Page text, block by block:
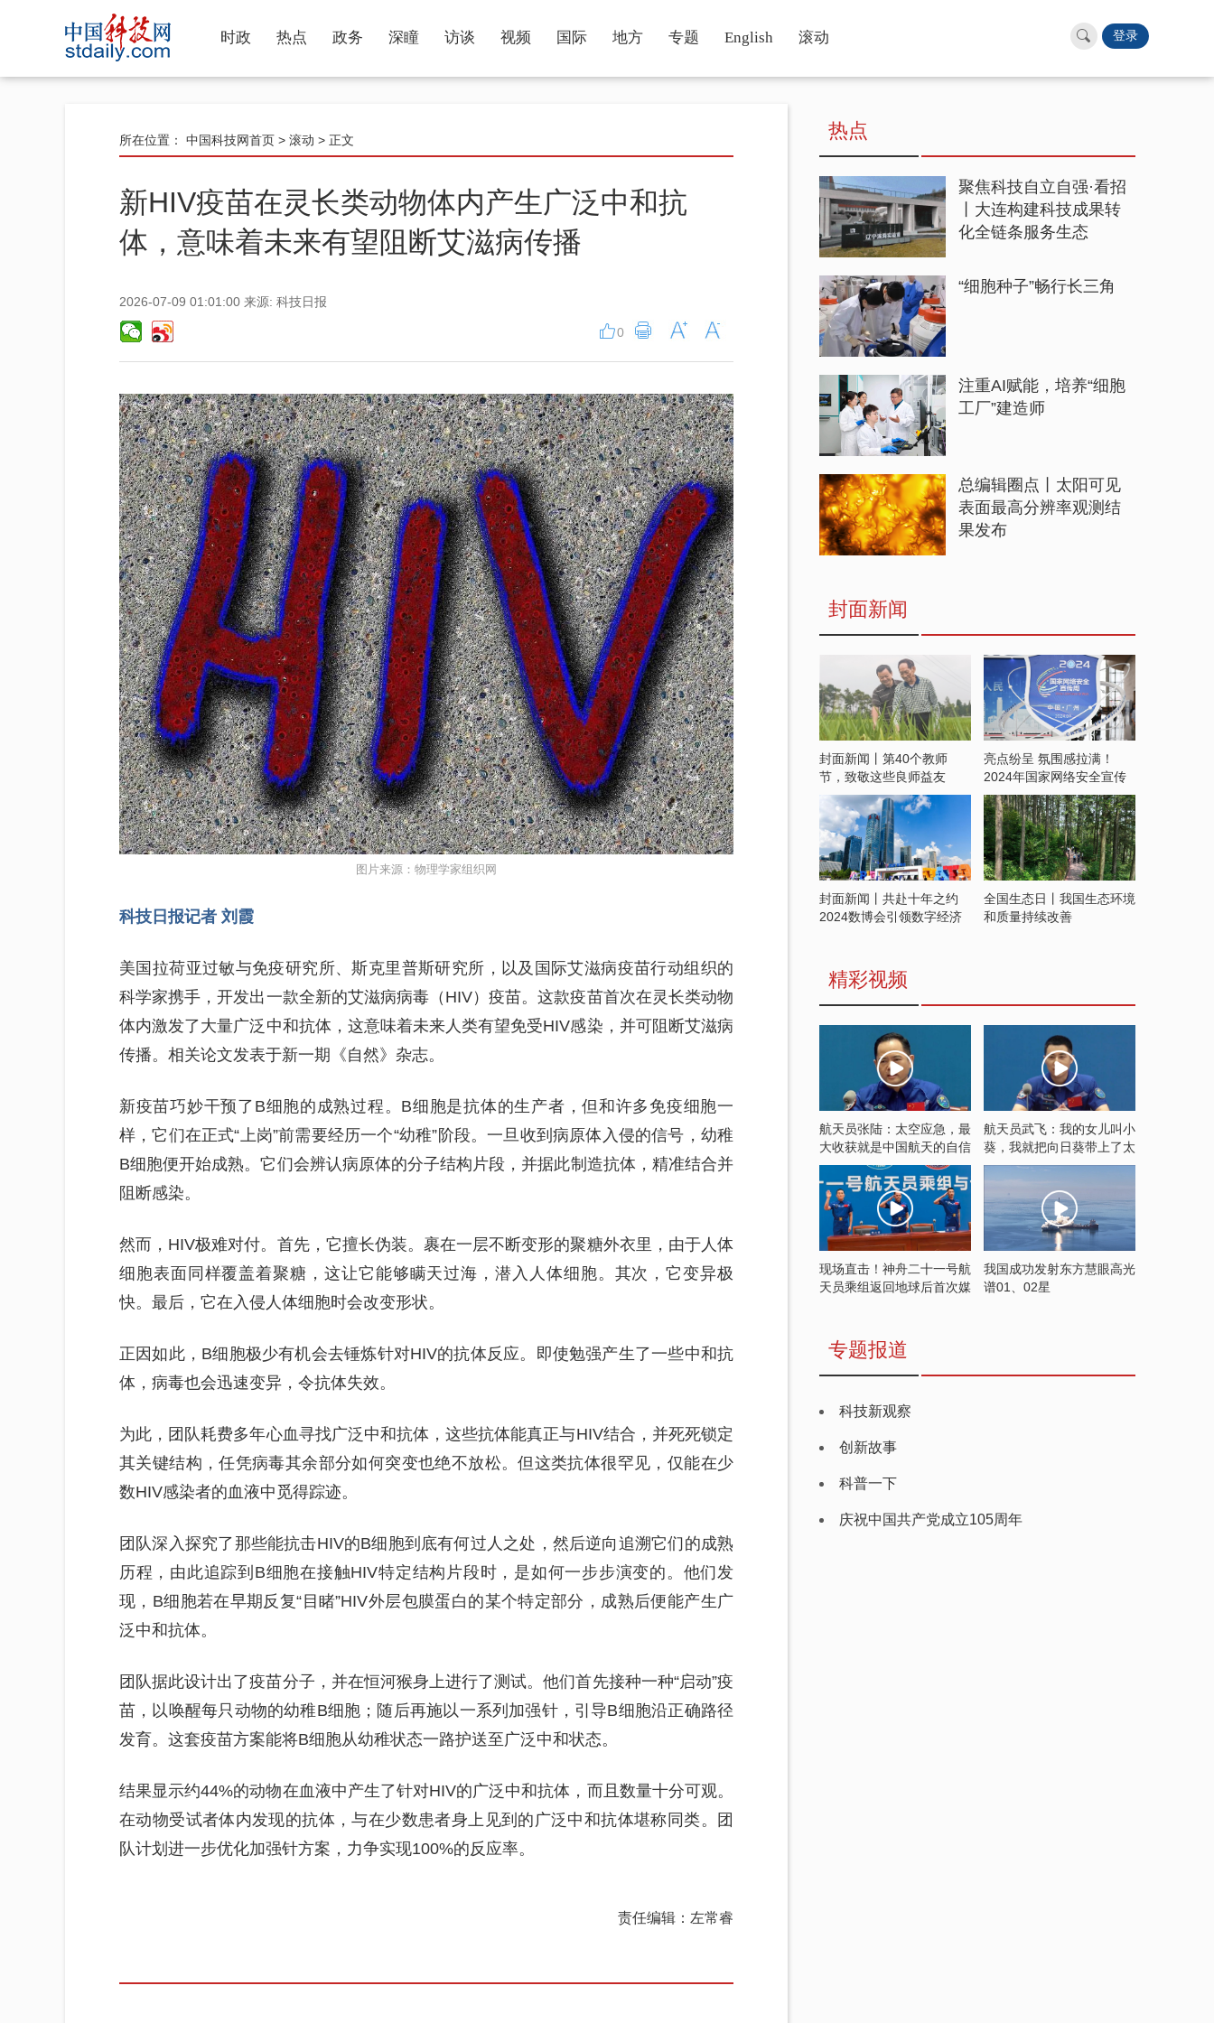
时政 热点 政务 深瞳 访谈 视频 国际 地方 专题 English 滚动 登录
所在位置： 中国科技网首页 > 滚动 > 正文
新HIV疫苗在灵长类动物体内产生广泛中和抗
体，意味着未来有望阻断艾滋病传播
2026-07-09 01:01:00 来源: 科技日报
0
图片来源：物理学家组织网
科技日报记者 刘霞
美国拉荷亚过敏与免疫研究所、斯克里普斯研究所，以及国际艾滋病疫苗行动组织的
科学家携手，开发出一款全新的艾滋病病毒（HIV）疫苗。这款疫苗首次在灵长类动物
体内激发了大量广泛中和抗体，这意味着未来人类有望免受HIV感染，并可阻断艾滋病
传播。相关论文发表于新一期《自然》杂志。
新疫苗巧妙干预了B细胞的成熟过程。B细胞是抗体的生产者，但和许多免疫细胞一
样，它们在正式“上岗”前需要经历一个“幼稚”阶段。一旦收到病原体入侵的信号，幼稚
B细胞便开始成熟。它们会辨认病原体的分子结构片段，并据此制造抗体，精准结合并
阻断感染。
然而，HIV极难对付。首先，它擅长伪装。裹在一层不断变形的聚糖外衣里，由于人体
细胞表面同样覆盖着聚糖，这让它能够瞒天过海，潜入人体细胞。其次，它变异极
快。最后，它在入侵人体细胞时会改变形状。
正因如此，B细胞极少有机会去锤炼针对HIV的抗体反应。即使勉强产生了一些中和抗
体，病毒也会迅速变异，令抗体失效。
为此，团队耗费多年心血寻找广泛中和抗体，这些抗体能真正与HIV结合，并死死锁定
其关键结构，任凭病毒其余部分如何突变也绝不放松。但这类抗体很罕见，仅能在少
数HIV感染者的血液中觅得踪迹。
团队深入探究了那些能抗击HIV的B细胞到底有何过人之处，然后逆向追溯它们的成熟
历程，由此追踪到B细胞在接触HIV特定结构片段时，是如何一步步演变的。他们发
现，B细胞若在早期反复“目睹”HIV外层包膜蛋白的某个特定部分，成熟后便能产生广
泛中和抗体。
团队据此设计出了疫苗分子，并在恒河猴身上进行了测试。他们首先接种一种“启动”疫
苗，以唤醒每只动物的幼稚B细胞；随后再施以一系列加强针，引导B细胞沿正确路径
发育。这套疫苗方案能将B细胞从幼稚状态一路护送至广泛中和状态。
结果显示约44%的动物在血液中产生了针对HIV的广泛中和抗体，而且数量十分可观。
在动物受试者体内发现的抗体，与在少数患者身上见到的广泛中和抗体堪称同类。团
队计划进一步优化加强针方案，力争实现100%的反应率。
责任编辑：左常睿
热点
聚焦科技自立自强·看招
丨大连构建科技成果转
化全链条服务生态
“细胞种子”畅行长三角
注重AI赋能，培养“细胞
工厂”建造师
总编辑圈点丨太阳可见
表面最高分辨率观测结
果发布
封面新闻
封面新闻丨第40个教师
节，致敬这些良师益友
亮点纷呈 氛围感拉满！
2024年国家网络安全宣传
周开启
封面新闻丨共赴十年之约
2024数博会引领数字经济
全国生态日丨我国生态环境
和质量持续改善
精彩视频
航天员张陆：太空应急，最
大收获就是中国航天的自信
航天员武飞：我的女儿叫小
葵，我就把向日葵带上了太
空
现场直击！神舟二十一号航
天员乘组返回地球后首次媒
我国成功发射东方慧眼高光
谱01、02星
专题报道
科技新观察
创新故事
科普一下
庆祝中国共产党成立105周年